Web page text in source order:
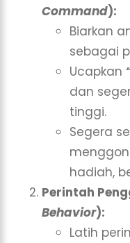
Command):
Biarkan
sebagai
Ucapkan
dan
tinggi.
Segera
hadiah,
Perintah
Behavior):
Latih